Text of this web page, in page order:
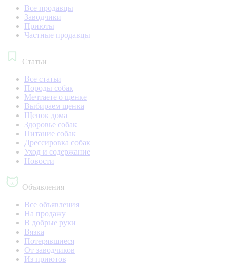
Все продавцы
Заводчики
Приюты
Частные продавцы
Статьи
Все статьи
Породы собак
Мечтаете о щенке
Выбираем щенка
Щенок дома
Здоровье собак
Питание собак
Дрессировка собак
Уход и содержание
Новости
Объявления
Все объявления
На продажу
В добрые руки
Вязка
Потерявшиеся
От заводчиков
Из приютов